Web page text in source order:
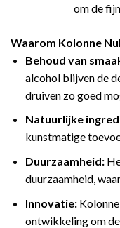
om de
Waarom Kolonne
Behoud van
alcohol blijven de
druiven zo goed
Natuurlijke
kunstmatige
Duurzaamheid:
duurzaamheid,
Innovatie:
ontwikkeling om